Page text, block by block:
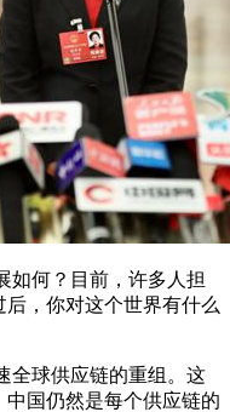
如何？目前，许多人担
，你对这个世界有什么
全球供应链的重组。这
国仍然是每个供应链的